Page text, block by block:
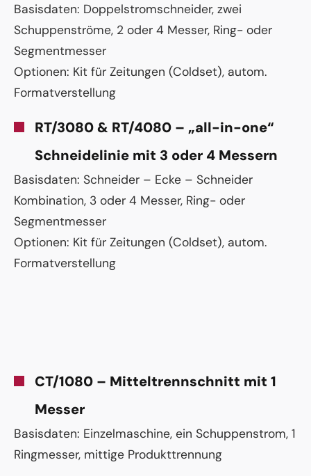
Basisdaten: Doppelstromschneider, zwei
Schuppenströme, 2 oder 4 Messer, Ring- oder
Segmentmesser
Optionen: Kit für Zeitungen (Coldset), autom.
Formatverstellung
RT/3080 & RT/4080 – „all-in-one“
Schneidelinie mit 3 oder 4 Messern
Basisdaten: Schneider – Ecke – Schneider
Kombination, 3 oder 4 Messer, Ring- oder
Segmentmesser
Optionen: Kit für Zeitungen (Coldset), autom.
Formatverstellung
CT/1080 – Mitteltrennschnitt mit 1
Messer
Basisdaten: Einzelmaschine, ein Schuppenstrom, 1
Ringmesser, mittige Produkttrennung